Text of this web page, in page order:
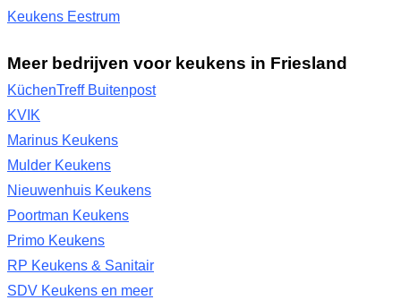
Keukens Eestrum
Meer bedrijven voor keukens in Friesland
KüchenTreff Buitenpost
KVIK
Marinus Keukens
Mulder Keukens
Nieuwenhuis Keukens
Poortman Keukens
Primo Keukens
RP Keukens & Sanitair
SDV Keukens en meer